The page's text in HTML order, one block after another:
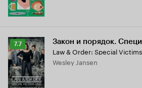
Рейтинг
Кинопоиска
7.7
7.7 Закон и порядок.
Law & Order: Special
Wesley Jansen